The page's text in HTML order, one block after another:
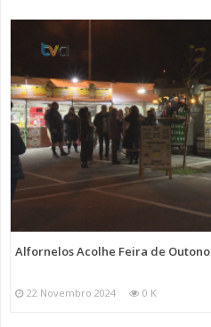
Alfornelos Acolhe Feira de Outono
22 Novembro 2024 0 K